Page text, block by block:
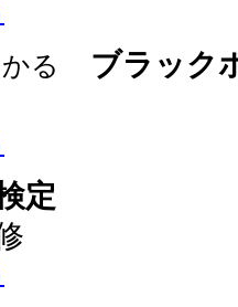
る
ブラック
定